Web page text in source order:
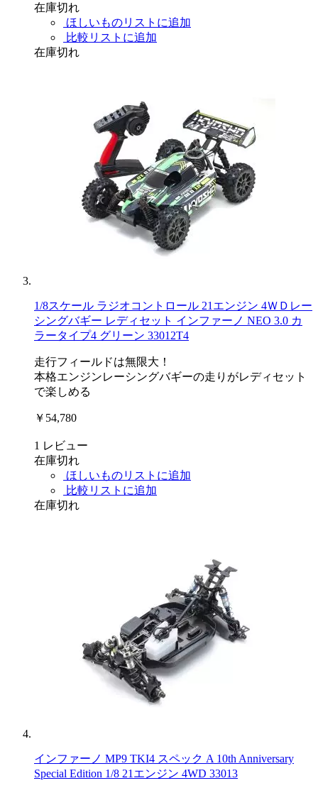
在庫切れ
ほしいものリストに追加
比較リストに追加
在庫切れ
1/8スケール ラジオコントロール 21エンジン 4ＷＤレー
シングバギー レディセット インファーノ NEO 3.0 カ
ラータイプ4 グリーン 33012T4
走行フィールドは無限大！
本格エンジンレーシングバギーの走りがレディセット
で楽しめる
￥54,780
1 レビュー
在庫切れ
ほしいものリストに追加
比較リストに追加
在庫切れ
インファーノ MP9 TKI4 スペック A 10th Anniversary
Special Edition 1/8 21エンジン 4WD 33013